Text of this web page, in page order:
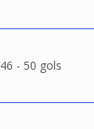
46 - 50 gols